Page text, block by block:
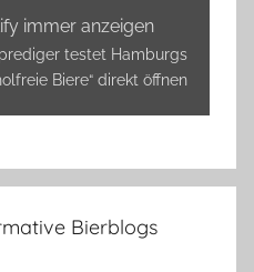
immer anzeigen
testet Hamburgs
Biere“ direkt öffnen
Bierblogs